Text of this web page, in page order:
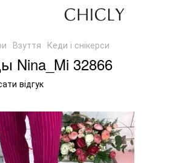
Взуття Кеди і снікерси
Nina_Mi 32866
відгук